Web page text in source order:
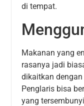
di tempat.
Makanan yang
rasanya jadi
dikaitkan
Penglaris bisa
yang